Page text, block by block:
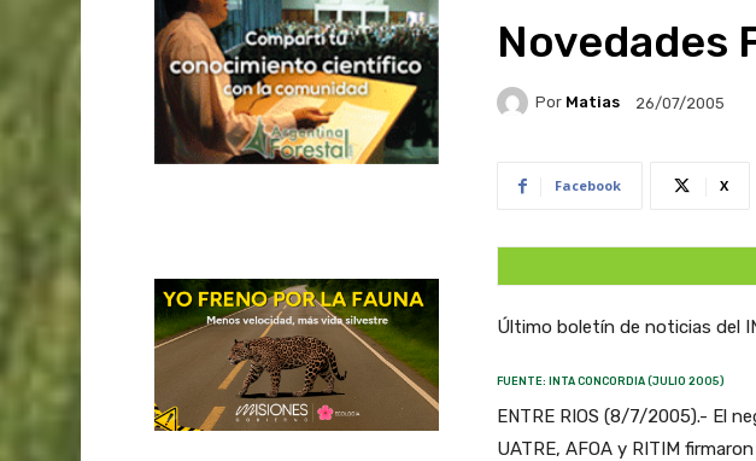
Novedades
Por Matias 26/07/2005
Facebook X
Último boletín de noticias del
FUENTE: INTA CONCORDIA (JULIO 2005)
ENTRE RIOS (8/7/2005).- El
UATRE, AFOA y RITIM